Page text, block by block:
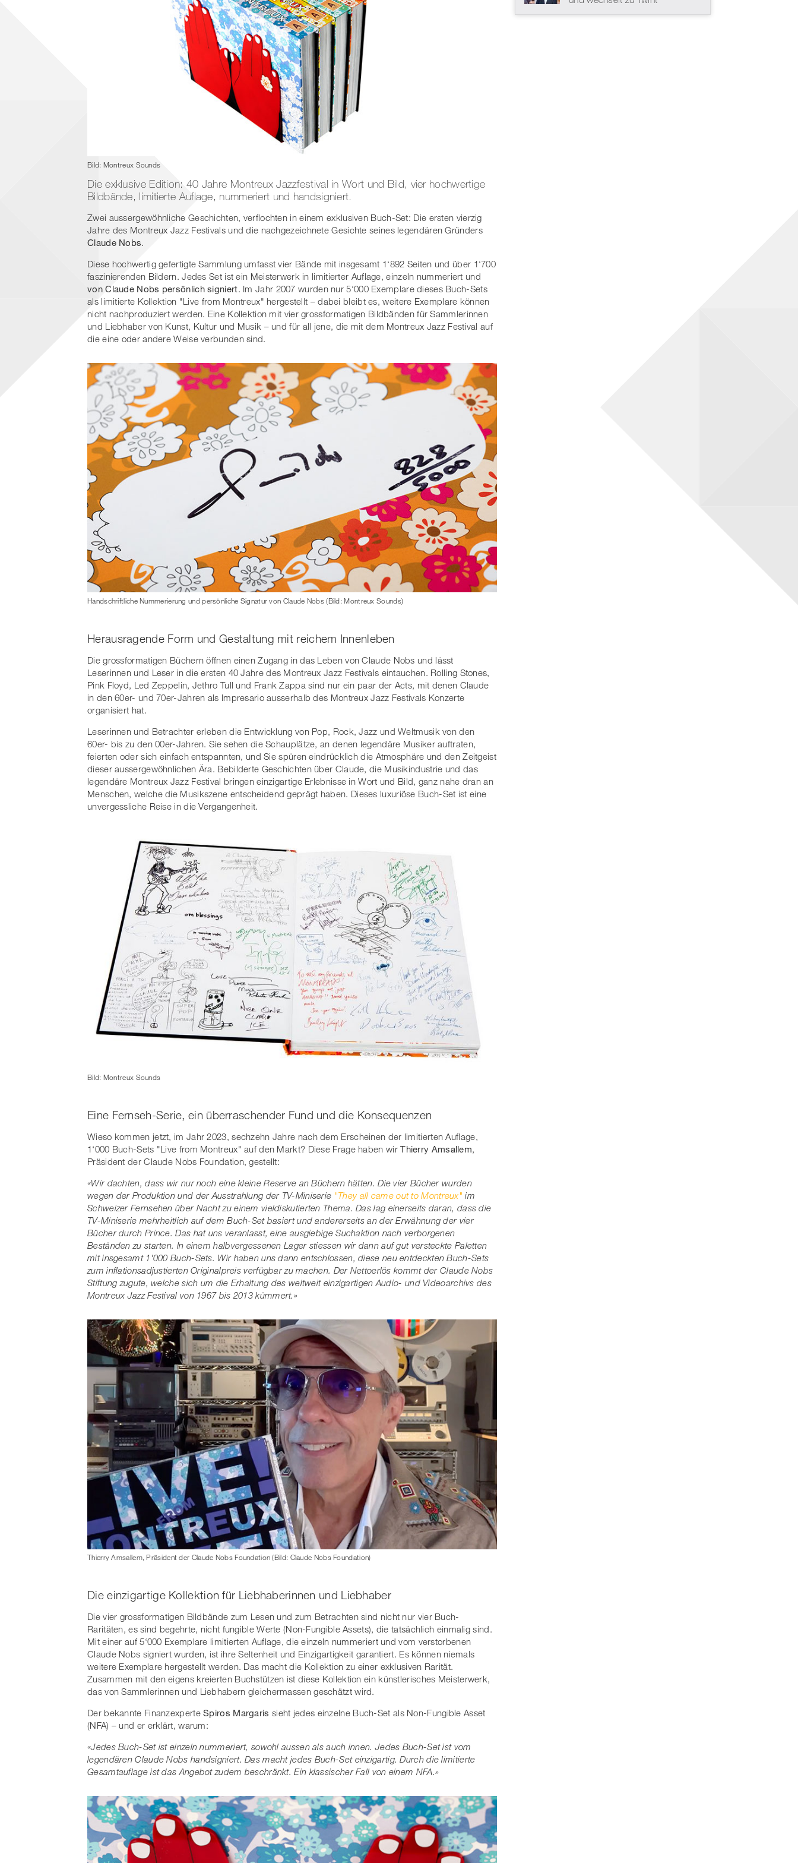
Bild: Montreux Sounds
Die exklusive Edition: 40 Jahre Montreux Jazzfestival in Wort und Bild, vier hochwertige
Bildbände, limitierte Auflage, nummeriert und handsigniert.
Zwei aussergewöhnliche Geschichten, verflochten in einem exklusiven Buch-Set: Die ersten vierzig
Jahre des Montreux Jazz Festivals und die nachgezeichnete Gesichte seines legendären Gründers
Claude Nobs.
Diese hochwertig gefertigte Sammlung umfasst vier Bände mit insgesamt 1‘892 Seiten und über 1‘700
faszinierenden Bildern. Jedes Set ist ein Meisterwerk in limitierter Auflage, einzeln nummeriert und
von Claude Nobs persönlich signiert. Im Jahr 2007 wurden nur 5‘000 Exemplare dieses Buch-Sets
als limitierte Kollektion "Live from Montreux" hergestellt – dabei bleibt es, weitere Exemplare können
nicht nachproduziert werden. Eine Kollektion mit vier grossformatigen Bildbänden für Sammlerinnen
und Liebhaber von Kunst, Kultur und Musik – und für all jene, die mit dem Montreux Jazz Festival auf
die eine oder andere Weise verbunden sind.
Handschriftliche Nummerierung und persönliche Signatur von Claude Nobs (Bild: Montreux Sounds)
Herausragende Form und Gestaltung mit reichem Innenleben
Die grossformatigen Büchern öffnen einen Zugang in das Leben von Claude Nobs und lässt
Leserinnen und Leser in die ersten 40 Jahre des Montreux Jazz Festivals eintauchen. Rolling Stones,
Pink Floyd, Led Zeppelin, Jethro Tull und Frank Zappa sind nur ein paar der Acts, mit denen Claude
in den 60er- und 70er-Jahren als Impresario ausserhalb des Montreux Jazz Festivals Konzerte
organisiert hat.
Leserinnen und Betrachter erleben die Entwicklung von Pop, Rock, Jazz und Weltmusik von den
60er- bis zu den 00er-Jahren. Sie sehen die Schauplätze, an denen legendäre Musiker auftraten,
feierten oder sich einfach entspannten, und Sie spüren eindrücklich die Atmosphäre und den Zeitgeist
dieser aussergewöhnlichen Ära. Bebilderte Geschichten über Claude, die Musikindustrie und das
legendäre Montreux Jazz Festival bringen einzigartige Erlebnisse in Wort und Bild, ganz nahe dran an
Menschen, welche die Musikszene entscheidend geprägt haben. Dieses luxuriöse Buch-Set ist eine
unvergessliche Reise in die Vergangenheit.
Bild: Montreux Sounds
Eine Fernseh-Serie, ein überraschender Fund und die Konsequenzen
Wieso kommen jetzt, im Jahr 2023, sechzehn Jahre nach dem Erscheinen der limitierten Auflage,
1‘000 Buch-Sets "Live from Montreux" auf den Markt? Diese Frage haben wirThierry Amsallem,
Präsident der Claude Nobs Foundation, gestellt:
«Wir dachten, dass wir nur noch eine kleine Reserve an Büchern hätten. Die vier Bücher wurden
wegen der Produktion und der Ausstrahlung der TV-Miniserie "They all came out to Montreux" im
Schweizer Fernsehen über Nacht zu einem vieldiskutierten Thema. Das lag einerseits daran, dass die
TV-Miniserie mehrheitlich auf dem Buch-Set basiert und andererseits an der Erwähnung der vier
Bücher durch Prince. Das hat uns veranlasst, eine ausgiebige Suchaktion nach verborgenen
Beständen zu starten. In einem halbvergessenen Lager stiessen wir dann auf gut versteckte Paletten
mit insgesamt 1'000 Buch-Sets. Wir haben uns dann entschlossen, diese neu entdeckten Buch-Sets
zum inflationsadjustierten Originalpreis verfügbar zu machen. Der Nettoerlös kommt der Claude Nobs
Stiftung zugute, welche sich um die Erhaltung des weltweit einzigartigen Audio- und Videoarchivs des
Montreux Jazz Festival von 1967 bis 2013 kümmert.»
Thierry Amsallem, Präsident der Claude Nobs Foundation (Bild: Claude Nobs Foundation)
Die einzigartige Kollektion für Liebhaberinnen und Liebhaber
Die vier grossformatigen Bildbände zum Lesen und zum Betrachten sind nicht nur vier Buch-
Raritäten, es sind begehrte, nicht fungible Werte (Non-Fungible Assets), die tatsächlich einmalig sind.
Mit einer auf 5‘000 Exemplare limitierten Auflage, die einzeln nummeriert und vom verstorbenen
Claude Nobs signiert wurden, ist ihre Seltenheit und Einzigartigkeit garantiert. Es können niemals
weitere Exemplare hergestellt werden. Das macht die Kollektion zu einer exklusiven Rarität.
Zusammen mit den eigens kreierten Buchstützen ist diese Kollektion ein künstlerisches Meisterwerk,
das von Sammlerinnen und Liebhabern gleichermassen geschätzt wird.
Der bekannte FinanzexperteSpiros Margaris sieht jedes einzelne Buch-Set als Non-Fungible Asset
(NFA) – und er erklärt, warum:
«Jedes Buch-Set ist einzeln nummeriert, sowohl aussen als auch innen. Jedes Buch-Set ist vom
legendären Claude Nobs handsigniert. Das macht jedes Buch-Set einzigartig. Durch die limitierte
Gesamtauflage ist das Angebot zudem beschränkt. Ein klassischer Fall von einem NFA.»